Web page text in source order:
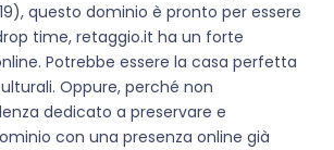
questo dominio è pronto per essere
time, retaggio.it ha un forte
Potrebbe essere la casa perfetta
Oppure, perché non
dedicato a preservare e
con una presenza online già